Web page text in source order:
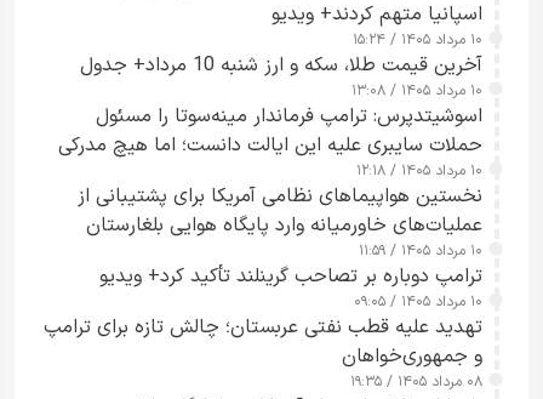
اسپانیا متهم کردند+ ویدیو
۱۰ مرداد ۱۴۰۵ / ۱۵:۲۴
آخرین قیمت طلا، سکه و ارز شنبه 10 مرداد+ جدول
۱۰ مرداد ۱۴۰۵ / ۱۳:۰۸
اسوشیتدپرس: ترامپ فرماندار مینه‌سوتا را مسئول
حملات سایبری علیه این ایالت دانست؛ اما هیچ مدرکی
ارائه نکرد
۱۰ مرداد ۱۴۰۵ / ۱۲:۱۸
نخستین هواپیماهای نظامی آمریکا برای پشتیبانی از
عملیات‌های خاورمیانه وارد پایگاه هوایی بلغارستان
شدند
۱۰ مرداد ۱۴۰۵ / ۱۱:۵۹
ترامپ دوباره بر تصاحب گرینلند تأکید کرد+ ویدیو
۱۰ مرداد ۱۴۰۵ / ۰۹:۰۵
تهدید علیه قطب نفتی عربستان؛ چالش تازه برای ترامپ
و جمهوری‌خواهان
۰۸ مرداد ۱۴۰۵ / ۱۹:۳۵